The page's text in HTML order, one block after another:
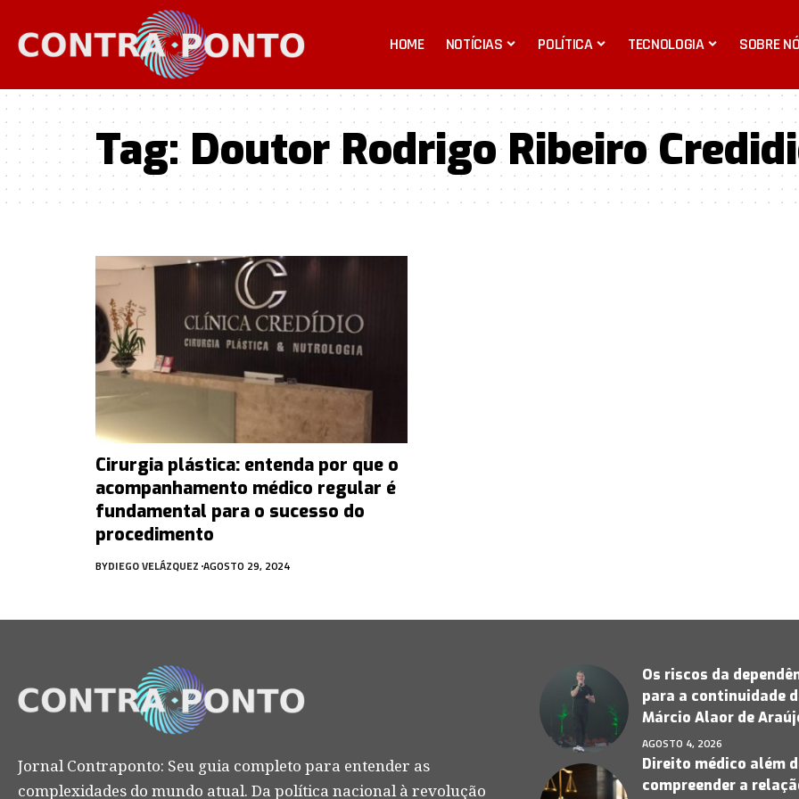
HOME NOTÍCIAS POLÍTICA TECNOLOGIA SOBRE
Tag: Doutor Rodrigo Ribeiro
Cirurgia plástica: entenda por que o
acompanhamento médico regular é
fundamental para o sucesso do
procedimento
BYDIEGO VELÁZQUEZ AGOSTO 29, 2024
Jornal Contraponto: Seu guia completo para entender as
complexidades do mundo atual. Da política nacional à revolução
Os riscos da
para a continuidade
Márcio Alaor de
AGOSTO 4, 2026
Direito médico além
compreender a